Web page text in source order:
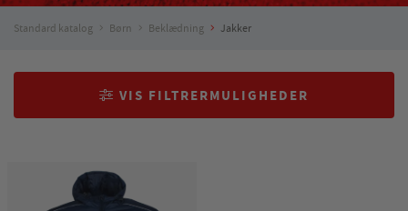
Standard katalog Børn Beklædning Jakker
VIS FILTRERMULIGHEDER